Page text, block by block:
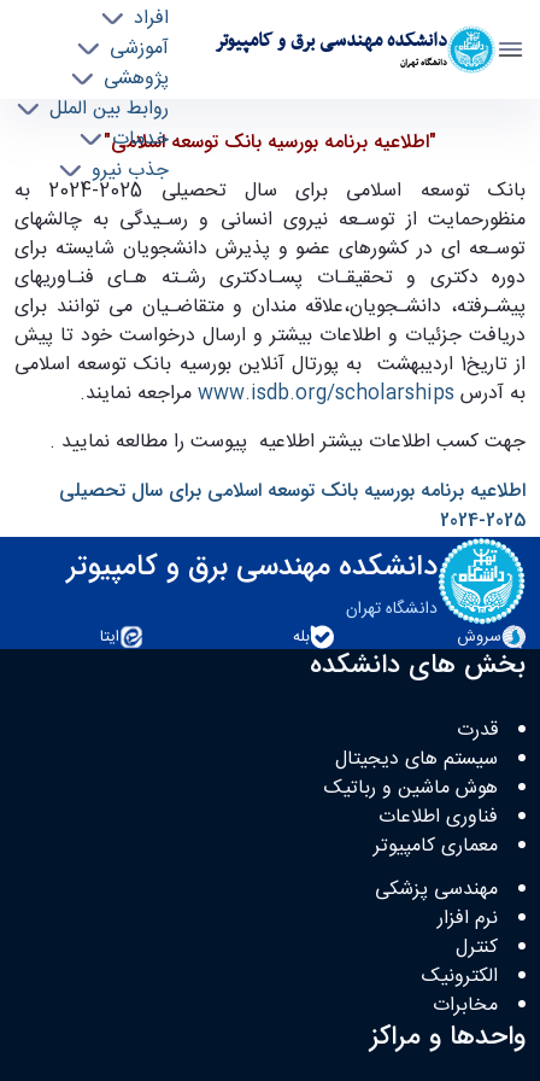
دانشکده مهندسی برق و کامپیوتر
دانشگاه تهران
افراد
آموزشی
پژوهشی
روابط بین الملل
خدمات
جذب نیرو
دانشکده مهندسی برق و کامپیوتر
"اطلاعیه برنامه بورسیه بانک توسعه اسلامی"
بانک توسعه اسلامی برای سال تحصیلی 2025-2024 به
منظورحمایت از توسـعه نیروی انسانی و رسـیدگی به چالشهای
توسـعه ای در کشورهای عضو و پذیرش دانشجویان شایسته برای
دوره دکتری و تحقیقـات پسـادکتری رشـته هـای فنـاوریهای
پیشـرفته، دانشـجویان،علاقه مندان و متقاضـیان می توانند برای
دریافت جزئیات و اطلاعات بیشتر و ارسال درخواست خود تا پیش
از تاریخ1 اردیبهشت به پورتال آنلاین بورسیه بانک توسعه اسلامی
به آدرس www.isdb.org/scholarshipsمراجعه نمایند.
جهت کسب اطلاعات بیشتر اطلاعیه پیوست را مطالعه نمایید .
اطلاعیه برنامه بورسیه بانک توسعه اسلامی برای سال تحصیلی
2025-2024
دانشکده مهندسی برق و کامپیوتر
دانشگاه تهران
سروش
بله ایتا
بخش های دانشکده
قدرت
سیستم های دیجیتال
هوش ماشین و رباتیک
فناوری اطلاعات
معماری کامپیوتر
مهندسی پزشکی
نرم افزار
کنترل
الکترونیک
مخابرات
واحدها و مراکز